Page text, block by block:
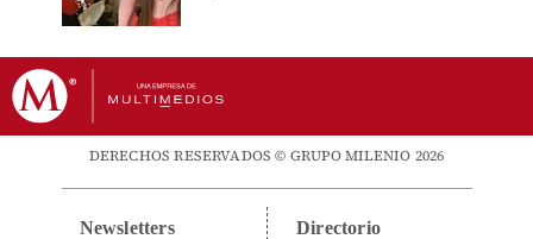
DERECHOS RESERVADOS © GRUPO MILENIO 2026
Newsletters Directorio